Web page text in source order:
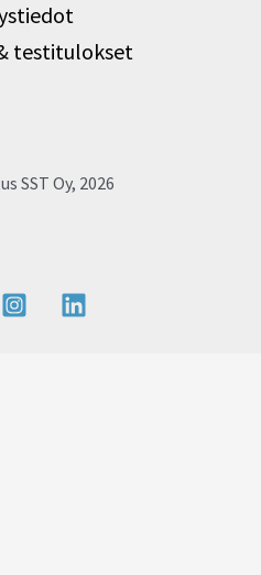
testitulokset
SST Oy, 2026